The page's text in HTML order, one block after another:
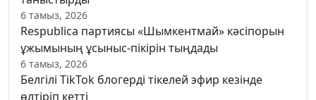
6 тамыз, 2026
Respublica партиясы «Шымкентмай» кәсіпорын
ұжымының ұсыныс-пікірін тыңдады
6 тамыз, 2026
Белгілі TikTok блогерді тікелей эфир кезінде
өлтіріп кетті